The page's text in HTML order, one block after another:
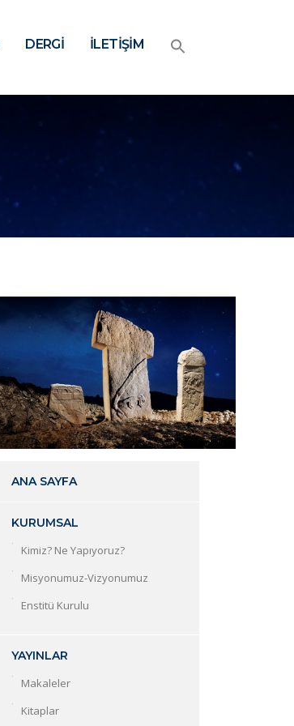
DERGİ İLETİŞİM
ANA SAYFA
KURUMSAL
Kimiz? Ne Yapıyoruz?
Misyonumuz-Vizyonumuz
Enstitü Kurulu
YAYINLAR
Makaleler
Kitaplar